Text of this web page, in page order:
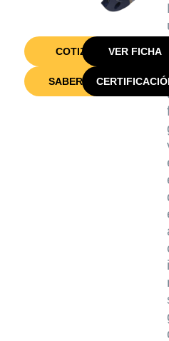
COTIZAR VER FICHA
SABER MÁS